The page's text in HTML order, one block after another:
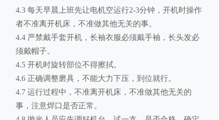
4.3 每天早晨上班先让电机空运行2-3分钟，开机时操作
者不准离开机床，不准做其他无关的事。
4.4 严禁戴手套开机，长袖衣服必须戴手袖，长头发必
须戴帽子。
4.5 开机时旋转部位不得擦拭。
4.6 正确调整磨具，不能大力下压，到位就行。
4.7 运行过程中，不准离开机床，不准做其他无关的
事，注意焊口是否正常。